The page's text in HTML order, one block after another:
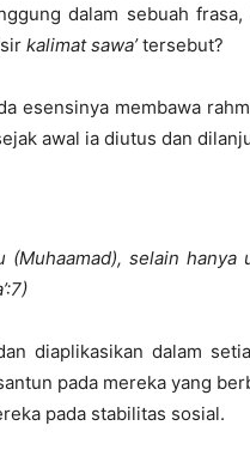
dalam sebuah
kalimat sawa’tersebut?
esensinya membawa
awal ia diutus dan
(Muhaamad), selain
diaplikasikan dalam
pada mereka yang
pada stabilitas sosial.